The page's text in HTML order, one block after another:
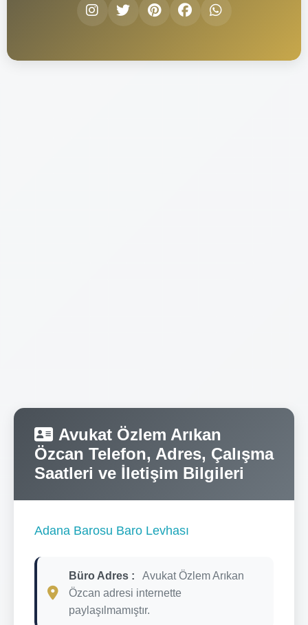
Avukat Özlem Arıkan
Özcan Telefon, Adres, Çalışma
Saatleri ve İletişim Bilgileri
Adana Barosu Baro Levhası
Büro Adres :
Avukat Özlem Arıkan
Özcan adresi internette
paylaşılmamıştır.